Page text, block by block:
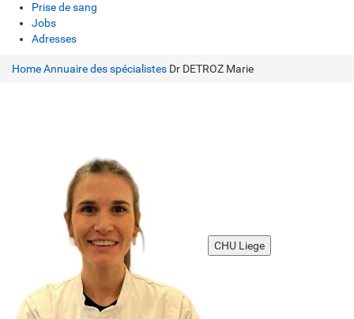
Prise de sang
Jobs
Adresses
HomeAnnuaire des spécialistes Dr DETROZ Marie
CHU Liege